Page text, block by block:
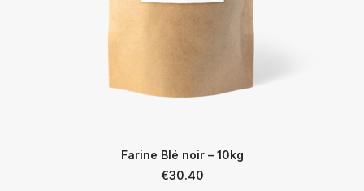
Farine Blé noir – 10kg
€30.40